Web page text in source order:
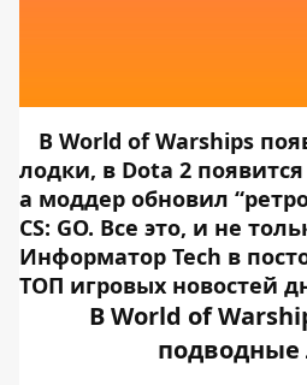
В World of Warships
лодки, в Dota 2
а моддер обновил
CS: GO. Все это, и не
Информатор Tech в
ТОП игровых новостей
В World of
подводные